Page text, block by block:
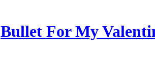
Bullet For My